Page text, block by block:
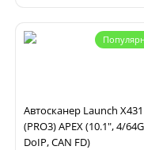
Автосканер Launch X431
(PRO3) APEX (10.1", 4/
DoIP, CAN FD)